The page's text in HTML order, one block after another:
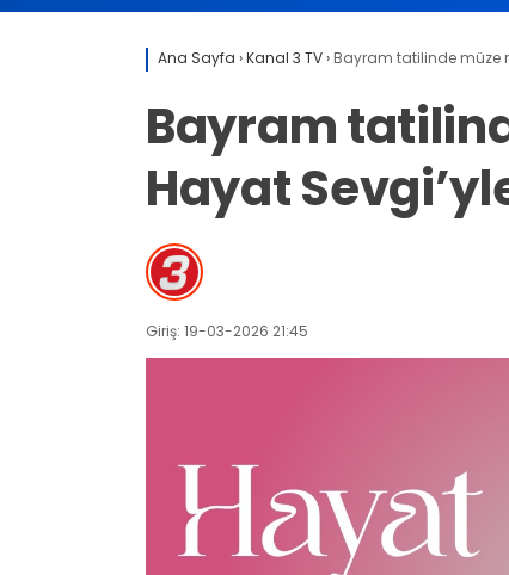
Ana Sayfa ›Kanal 3 TV› Bayram tatilinde müze
Bayram
Hayat
Giriş: 19-03-2026 21:45